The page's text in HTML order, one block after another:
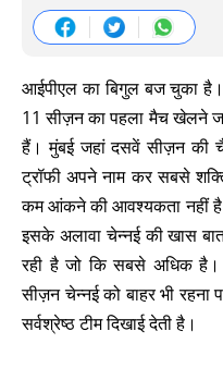
आईपीएल का बिगुल बज चुका
11 सीज़न का पहला मैच खेलने जा
हैं। मुंबई जहां दसवें सीज़न की
ट्रॉफी अपने नाम कर सबसे
कम आंकने की आवश्यकता नहीं है।
इसके अलावा चेन्नई की खास
रही है जो कि सबसे अधिक
सीज़न चेन्नई को बाहर भी
सर्वश्रेष्ठ टीम दिखाई देती है।